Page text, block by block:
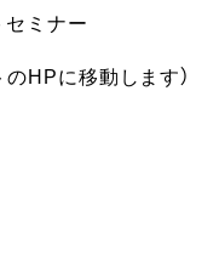
セミナー
HPに移動します）